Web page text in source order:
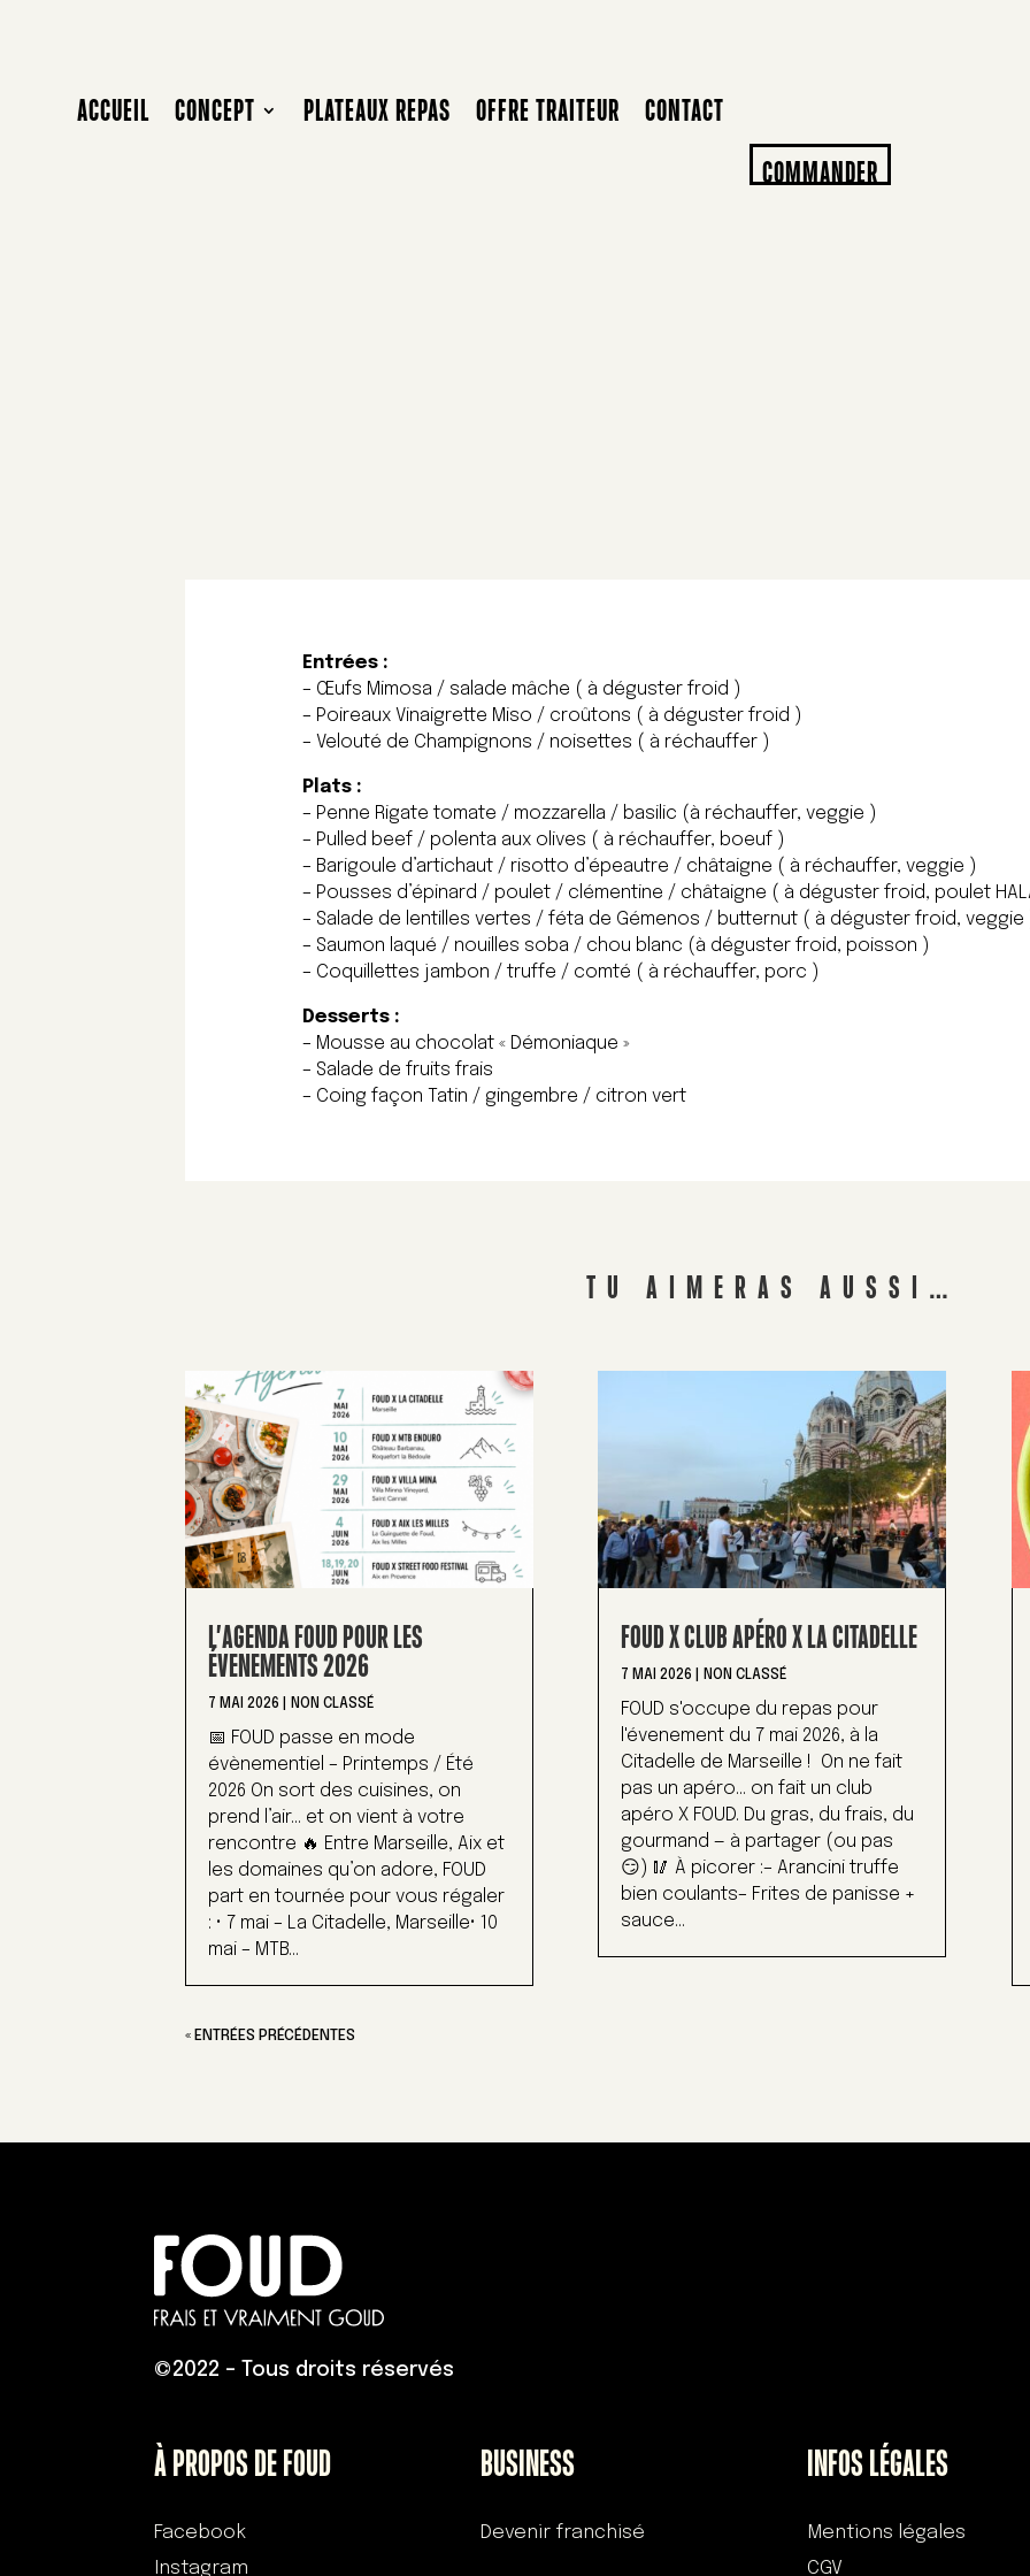
ACCUEIL CONCEPT PLATEAUX REPAS OFFRE TRAITEUR
CONTACT
COMMANDER
Entrées :
– Œufs Mimosa / salade mâche ( à déguster froid )
– Poireaux Vinaigrette Miso / croûtons ( à déguster froid )
– Velouté de Champignons / noisettes ( à réchauffer )
Plats :
– Penne Rigate tomate / mozzarella / basilic (à réchauffer, veggie )
– Pulled beef / polenta aux olives ( à réchauffer, boeuf )
– Barigoule d’artichaut / risotto d’épeautre / châtaigne ( à réchauffer, veggie )
– Pousses d’épinard / poulet / clémentine / châtaigne ( à déguster froid, poulet
– Salade de lentilles vertes / féta de Gémenos / butternut ( à déguster froid, veggie
– Saumon laqué / nouilles soba / chou blanc (à déguster froid, poisson )
– Coquillettes jambon / truffe / comté ( à réchauffer, porc )
Desserts :
– Mousse au chocolat « Démoniaque »
– Salade de fruits frais
– Coing façon Tatin / gingembre / citron vert
TU AIMERAS AUSSI…
L’AGENDA FOUD POUR LES
ÉVENEMENTS 2026
7 MAI 2026 NON CLASSÉ
📅 FOUD passe en mode
évènementiel – Printemps / Été
2026 On sort des cuisines, on
prend l’air… et on vient à votre
rencontre 🔥 Entre Marseille, Aix et
les domaines qu’on adore, FOUD
part en tournée pour vous régaler
: • 7 mai – La Citadelle, Marseille• 10
mai – MTB...
FOUD X CLUB APÉRO X LA CITADELLE
7 MAI 2026 NON CLASSÉ
FOUD s'occupe du repas pour
l'évenement du 7 mai 2026, à la
Citadelle de Marseille ! On ne fait
pas un apéro… on fait un club
apéro X FOUD. Du gras, du frais, du
gourmand — à partager (ou pas
😏) 🥢 À picorer :– Arancini truffe
bien coulants– Frites de panisse +
sauce...
« ENTRÉES PRÉCÉDENTES
©2022 – Tous droits réservés
À PROPOS DE FOUD
Facebook
Instagram
BUSINESS
Devenir franchisé
INFOS LÉGALES
Mentions légales
CGV